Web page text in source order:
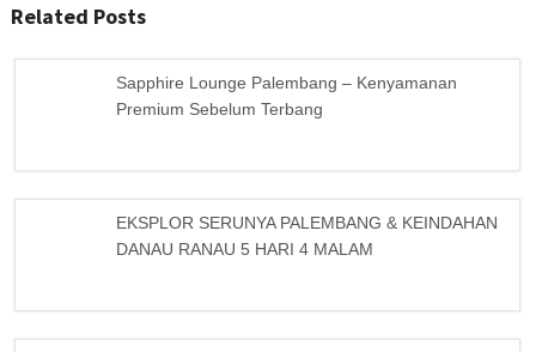
Related Posts
Sapphire Lounge Palembang – Kenyamanan
Premium Sebelum Terbang
EKSPLOR SERUNYA PALEMBANG & KEINDAHAN
DANAU RANAU 5 HARI 4 MALAM